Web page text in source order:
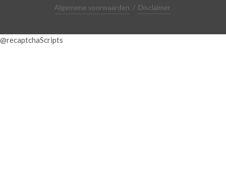
Algemene voorwaarden / Disclaimer
@recaptchaScripts